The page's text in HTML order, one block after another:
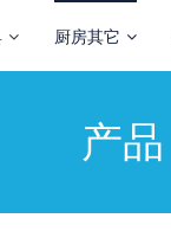
厨房其它
产品